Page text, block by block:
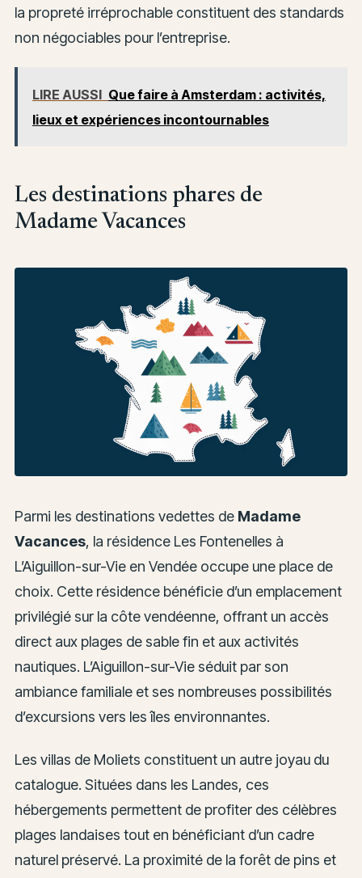
la propreté irréprochable constituent des standards
non négociables pour l’entreprise.
LIRE AUSSI Que faire à Amsterdam : activités,
lieux et expériences incontournables
Les destinations phares de
Madame Vacances
Parmi les destinations vedettes de Madame
Vacances, la résidence Les Fontenelles à
L’Aiguillon-sur-Vie en Vendée occupe une place de
choix. Cette résidence bénéficie d’un emplacement
privilégié sur la côte vendéenne, offrant un accès
direct aux plages de sable fin et aux activités
nautiques. L’Aiguillon-sur-Vie séduit par son
ambiance familiale et ses nombreuses possibilités
d’excursions vers les îles environnantes.
Les villas de Moliets constituent un autre joyau du
catalogue. Situées dans les Landes, ces
hébergements permettent de profiter des célèbres
plages landaises tout en bénéficiant d’un cadre
naturel préservé. La proximité de la forêt de pins et